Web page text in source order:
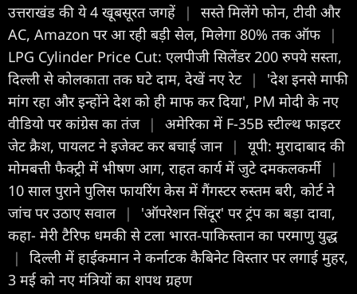
उत्तराखंड की ये 4 खूबसूरत जगहें
|
सस्ते मिलेंगे फोन, टीवी और
AC, Amazon पर आ रही बड़ी सेल, मिलेगा 80% तक ऑफ |
LPG Cylinder Price Cut: एलपीजी सिलेंडर 200 रुपये सस्ता,
दिल्ली से कोलकाता तक घटे दाम, देखें नए रेट |
'देश इनसे माफी
मांग रहा और इन्होंने देश को ही माफ कर दिया', PM मोदी के नए
वीडियो पर कांग्रेस का तंज |
अमेरिका में F-35B स्टील्थ फाइटर
जेट क्रैश, पायलट ने इजेक्ट कर बचाई जान |
यूपी: मुरादाबाद की
मोमबत्ती फैक्ट्री में भीषण आग, राहत कार्य में जुटे दमकलकर्मी |
10 साल पुराने पुलिस फायरिंग केस में गैंगस्टर रुस्तम बरी, कोर्ट ने
जांच पर उठाए सवाल |
'ऑपरेशन सिंदूर' पर ट्रंप का बड़ा दावा,
कहा- मेरी टैरिफ धमकी से टला भारत-पाकिस्तान का परमाणु युद्ध
|
दिल्ली में हाईकमान ने कर्नाटक कैबिनेट विस्तार पर लगाई मुहर,
3 मई को नए मंत्रियों का शपथ ग्रहण